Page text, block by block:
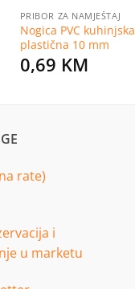
PRIBOR ZA NAMJEŠTAJ
Nogica PVC kuhinjska
plastična 10 mm
0,69 KM
rate)
i
u marketu